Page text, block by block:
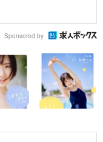
Sponsored by